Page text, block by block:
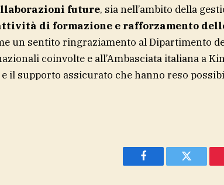
future, sia nell’ambito della
di formazione e rafforzamento
un sentito ringraziamento al Dipartimento
coinvolte e all’Ambasciata italiana a
il supporto assicurato che hanno reso
Facebook Twitter